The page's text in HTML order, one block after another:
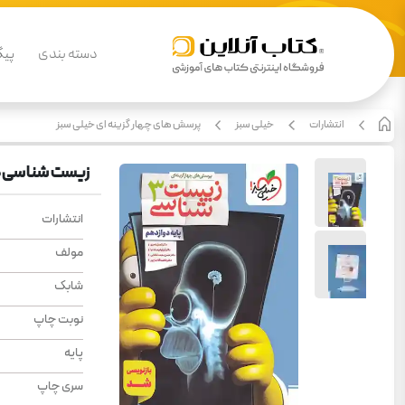
دسته بندی
انتشارات خیلی سبز پرسش های چهار گزینه ای خیلی سبز
زیست شناسی
انتشارات
مولف
شابک
نوبت چاپ
پایه
سری چاپ